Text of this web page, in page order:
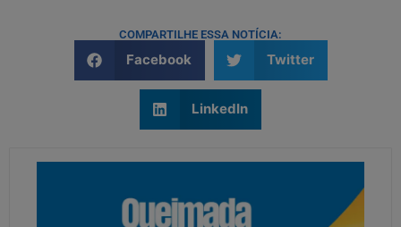
COMPARTILHE ESSA NOTÍCIA:
Facebook Twitter
LinkedIn